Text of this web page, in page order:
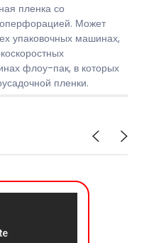
пленка со
Может
упаковочных машинах,
флоу-пак, в которых
пленки.